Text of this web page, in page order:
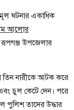
মূল ঘটনার একাধিক
আলোর
রূপগঞ্জ উপজেলার
তিন নারীকে আটক করে
চুল কেটে দেন। পরে
পুলিশ তাদের উদ্ধার